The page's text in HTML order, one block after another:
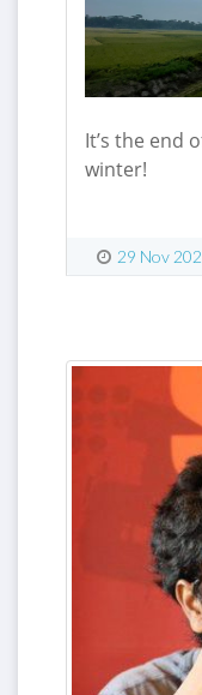
It’s the end
winter!
29 Nov